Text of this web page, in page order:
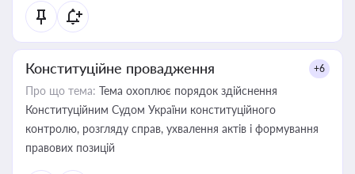
Конституційне провадження +6
Про що тема: Тема охоплює порядок здійснення
Конституційним Судом України конституційного
контролю, розгляду справ, ухвалення актів і формування
правових позицій